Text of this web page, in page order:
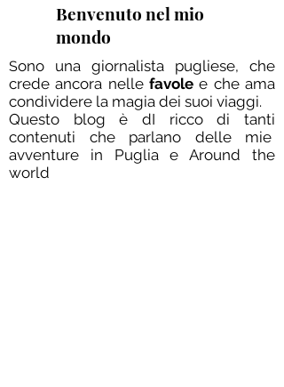
Benvenuto nel mio
mondo
Sono una giornalista pugliese, che
crede ancora nelle favole e che ama
condividere la magia dei suoi viaggi.
Questo blog è dI ricco di tanti
contenuti che parlano delle mie
avventure in Puglia e Around the
world